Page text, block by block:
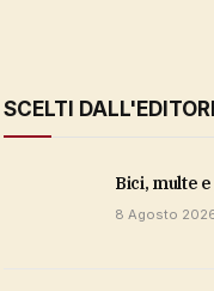
SCELTI
bici, multe
8 Agosto